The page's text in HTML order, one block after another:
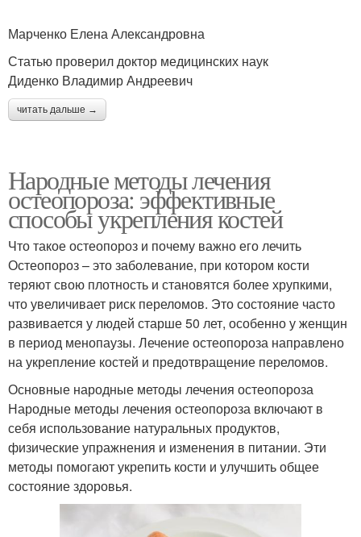
Марченко Елена Александровна
Статью проверил доктор медицинских наук
Диденко Владимир Андреевич
читать дальше →
Народные методы лечения
остеопороза: эффективные
способы укрепления костей
Что такое остеопороз и почему важно его лечить
Остеопороз – это заболевание, при котором кости
теряют свою плотность и становятся более хрупкими,
что увеличивает риск переломов. Это состояние часто
развивается у людей старше 50 лет, особенно у женщин
в период менопаузы. Лечение остеопороза направлено
на укрепление костей и предотвращение переломов.
Основные народные методы лечения остеопороза
Народные методы лечения остеопороза включают в
себя использование натуральных продуктов,
физические упражнения и изменения в питании. Эти
методы помогают укрепить кости и улучшить общее
состояние здоровья.